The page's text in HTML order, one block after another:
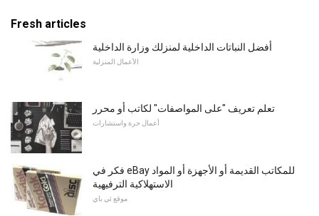
Fresh articles
أفضل النباتات الداخلية لمنزلك وزارة الداخلية
الأعمال المنزلية
تعلم تعريف "على المواصفات" لكاتب أو محرر
أعمال حرة واستشارات
فكر في eBay للمكاتب القديمة أو الأجهزة أو المواد
الاستهلاكية الترفيهية
موقع ئي باي